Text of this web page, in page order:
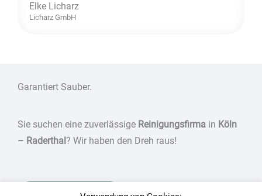
Elke Licharz
Licharz GmbH
Garantiert Sauber.
Sie suchen eine zuverlässige Reinigungsfirma in Köln
– Raderthal ? Wir haben den Dreh raus!
Jetzt anfragen!